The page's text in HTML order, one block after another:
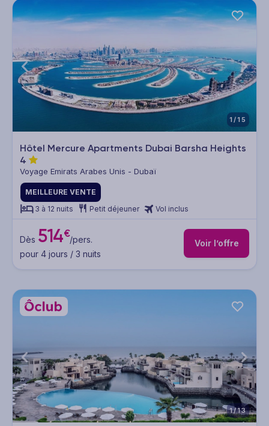
1/15
Hôtel Mercure Apartments Dubai Barsha Heights
4
Voyage Emirats Arabes Unis - Dubaï
MEILLEURE VENTE
3 à 12 nuits
Petit déjeuner Vol inclus
Dès 514€/pers.
pour 4 jours / 3 nuits
Voir l’offre
1/13